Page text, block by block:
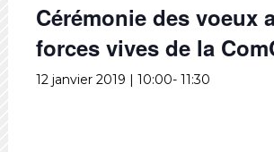
Cérémonie des voeux
forces vives de la
12 janvier 2019 | 10:00- 11:30